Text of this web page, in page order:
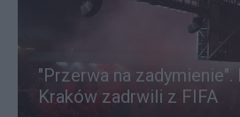
"Przerwa na zadymienie".
Kraków zadrwili z FIFA